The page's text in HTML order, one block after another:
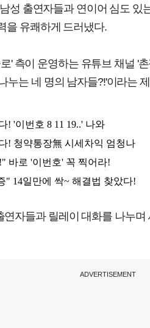
성 출연자들과 연이어 심도 있
을 유쾌하게 드러냈다.
로' 측이 운영하는 유튜브 채널
누는 네 명의 남자들?!'이라는
연자들과 릴레이 대화를 나누
ADVERTISEMENT